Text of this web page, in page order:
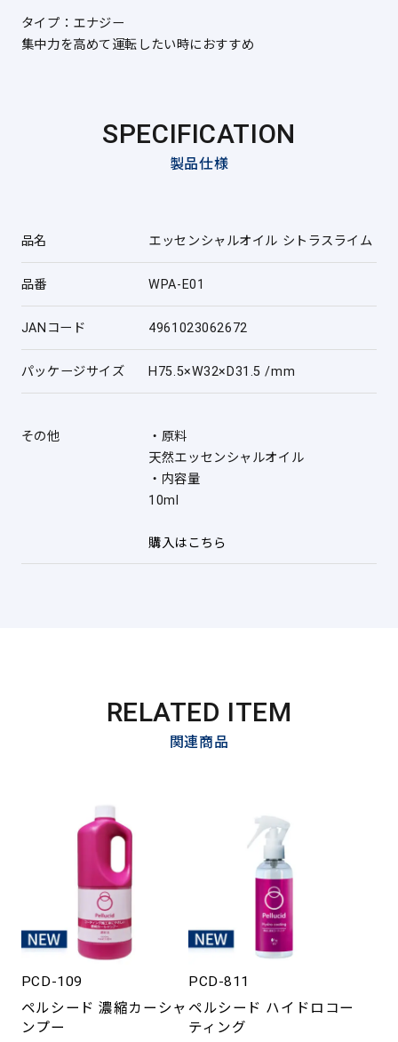
タイプ：エナジー
集中⼒を⾼めて運転したい時におすすめ
SPECIFICATION
製品仕様
品名 エッセンシャルオイル シトラスライム
品番 WPA-E01
JANコード 4961023062672
パッケージサイズ H75.5×W32×D31.5 /mm
その他
・原料
天然エッセンシャルオイル
・内容量
10ml
購入はこちら
RELATED ITEM
関連商品
PCD-109
ペルシード 濃縮カーシャ
ンプー
PCD-811
ペルシード ハイドロコー
ティング